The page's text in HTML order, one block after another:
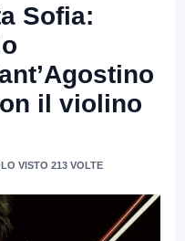
Sofia:
il violino
VISTO 213 VOLTE